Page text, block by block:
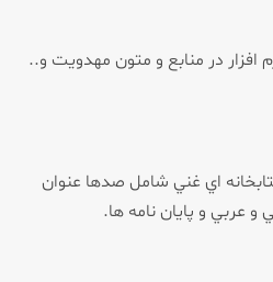
افزار در منابع و متون مهدويت و..
اي غني شامل صدها عنوان
عربي و پايان نامه ها.